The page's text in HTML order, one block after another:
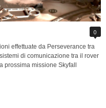
0
effettuate da Perseverance tra
di comunicazione tra il rover
prossima missione Skyfall